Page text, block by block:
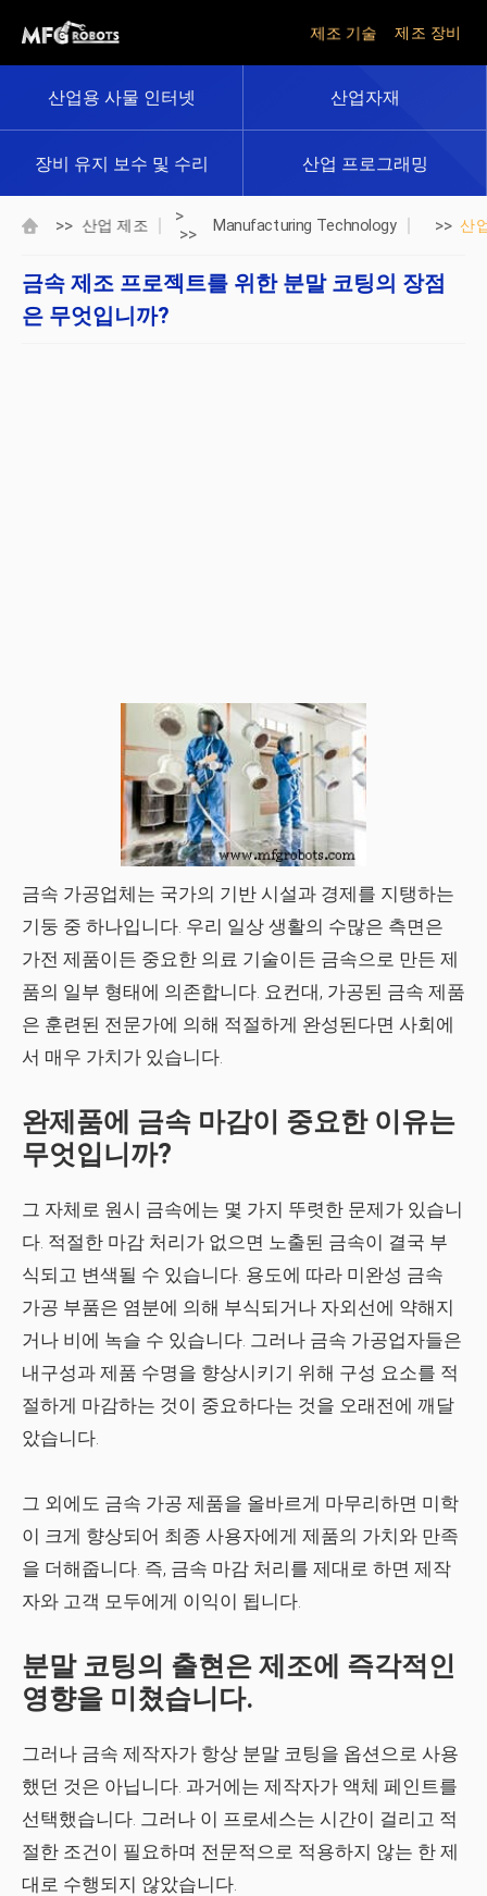
제조 기술 제조 장비
산업용 사물 인터넷 산업자재
장비 유지 보수 및 수리 산업 프로그래밍
>> 산업 제조
>
>>
Manufacturing Technology >> 산
금속 제조 프로젝트를 위한 분말 코팅의 장점
은 무엇입니까?
금속 가공업체는 국가의 기반 시설과 경제를 지탱하는
기둥 중 하나입니다. 우리 일상 생활의 수많은 측면은
가전 제품이든 중요한 의료 기술이든 금속으로 만든 제
품의 일부 형태에 의존합니다. 요컨대, 가공된 금속 제품
은 훈련된 전문가에 의해 적절하게 완성된다면 사회에
서 매우 가치가 있습니다.
완제품에 금속 마감이 중요한 이유는
무엇입니까?
그 자체로 원시 금속에는 몇 가지 뚜렷한 문제가 있습니
다. 적절한 마감 처리가 없으면 노출된 금속이 결국 부
식되고 변색될 수 있습니다. 용도에 따라 미완성 금속
가공 부품은 염분에 의해 부식되거나 자외선에 약해지
거나 비에 녹슬 수 있습니다. 그러나 금속 가공업자들은
내구성과 제품 수명을 향상시키기 위해 구성 요소를 적
절하게 마감하는 것이 중요하다는 것을 오래전에 깨달
았습니다.
그 외에도 금속 가공 제품을 올바르게 마무리하면 미학
이 크게 향상되어 최종 사용자에게 제품의 가치와 만족
을 더해줍니다. 즉, 금속 마감 처리를 제대로 하면 제작
자와 고객 모두에게 이익이 됩니다.
분말 코팅의 출현은 제조에 즉각적인
영향을 미쳤습니다.
그러나 금속 제작자가 항상 분말 코팅을 옵션으로 사용
했던 것은 아닙니다. 과거에는 제작자가 액체 페인트를
선택했습니다. 그러나 이 프로세스는 시간이 걸리고 적
절한 조건이 필요하며 전문적으로 적용하지 않는 한 제
대로 수행되지 않았습니다.